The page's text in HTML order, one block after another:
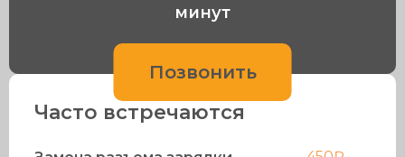
минут
Позвонить
Часто встречаются